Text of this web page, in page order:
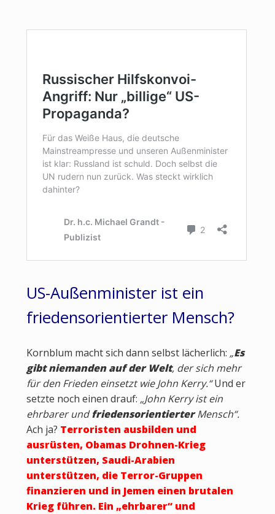
US-Außenminister ist ein
friedensorientierter Mensch?
Kornblum macht sich dann selbst lächerlich: „Es
gibt niemanden auf der Welt, der sich mehr
für den Frieden einsetzt wie John Kerry.“Und er
setzte noch einen drauf: „John Kerry ist ein
ehrbarer undfriedensorientierterMensch“.
Ach ja? Terroristen ausbilden und
ausrüsten, Obamas Drohnen-Krieg
unterstützen, Saudi-Arabien
unterstützen, die Terror-Gruppen
finanzieren und in Jemen einen brutalen
Krieg führen. Ein „ehrbarer“ und